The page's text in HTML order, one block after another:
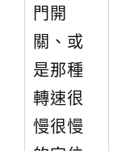
門開
關、或
是那種
轉速很
慢很慢